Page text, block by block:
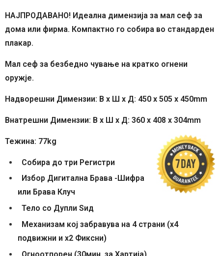
НАЈПРОДАВАНО! Идеална димензија за мал сеф за
дома или фирма. Компактно го собира во стандарден
плакар.
Mал сеф за безбедно чување на кратко огнени
оружје.
Надворешни Димензии: В x Ш x Д: 450 x 505 x 450mm
Внатрешни Димензии: В x Ш x Д: 360 x 408 x 304mm
Тежина: 77kg
Собира до три Регистри
Избор Дигитална Брава -Шифра
или Брава Клуч
Тело со Дупли Ѕид
Механизам кој забравува на 4 страни (x4
подвижни и x2 Фиксни)